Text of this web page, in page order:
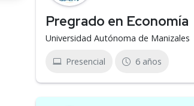
Pregrado en Economía
Universidad Autónoma de Manizales
Presencial 6 años